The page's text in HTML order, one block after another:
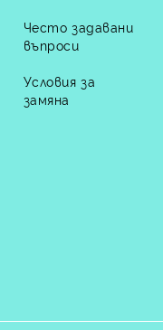
Често задавани
въпроси
Условия за
замяна